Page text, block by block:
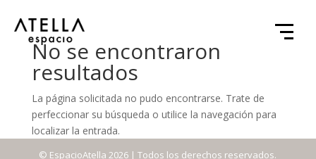
No se encontraron
resultados
La página solicitada no pudo encontrarse. Trate de
perfeccionar su búsqueda o utilice la navegación para
localizar la entrada.
© EspacioAtella 2026 | Todos los derechos reservados.